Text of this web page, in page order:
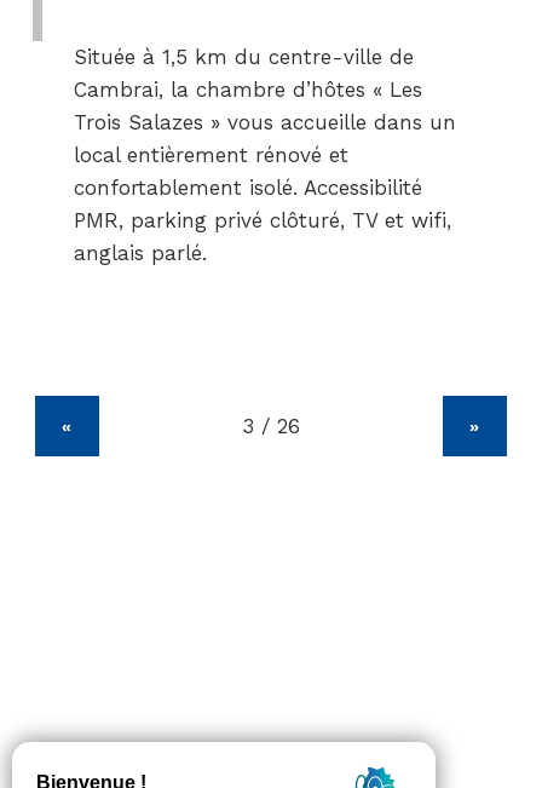
Située à 1,5 km du centre-ville de
Cambrai, la chambre d’hôtes « Les
Trois Salazes » vous accueille dans un
local entièrement rénové et
confortablement isolé. Accessibilité
PMR, parking privé clôturé, TV et wifi,
anglais parlé.
« »